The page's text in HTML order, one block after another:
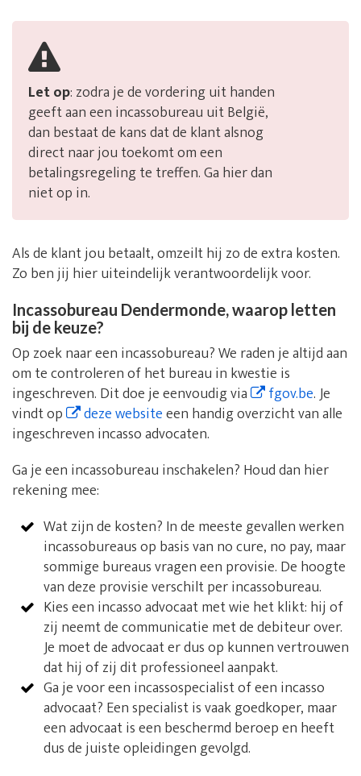
Let op: zodra je de vordering uit handen
geeft aan een incassobureau uit België,
dan bestaat de kans dat de klant alsnog
direct naar jou toekomt om een
betalingsregeling te treffen. Ga hier dan
niet op in.
Als de klant jou betaalt, omzeilt hij zo de extra kosten.
Zo ben jij hier uiteindelijk verantwoordelijk voor.
Incassobureau Dendermonde, waarop letten
bij de keuze?
Op zoek naar een incassobureau? We raden je altijd aan
om te controleren of het bureau in kwestie is
ingeschreven. Dit doe je eenvoudig via
fgov.be. Je
vindt op
deze websiteeen handig overzicht van alle
ingeschreven incasso advocaten.
Ga je een incassobureau inschakelen? Houd dan hier
rekening mee:
Wat zijn de kosten? In de meeste gevallen werken
incassobureaus op basis van no cure, no pay, maar
sommige bureaus vragen een provisie. De hoogte
van deze provisie verschilt per incassobureau.
Kies een incasso advocaat met wie het klikt: hij of
zij neemt de communicatie met de debiteur over.
Je moet de advocaat er dus op kunnen vertrouwen
dat hij of zij dit professioneel aanpakt.
Ga je voor een incassospecialist of een incasso
advocaat? Een specialist is vaak goedkoper, maar
een advocaat is een beschermd beroep en heeft
dus de juiste opleidingen gevolgd.